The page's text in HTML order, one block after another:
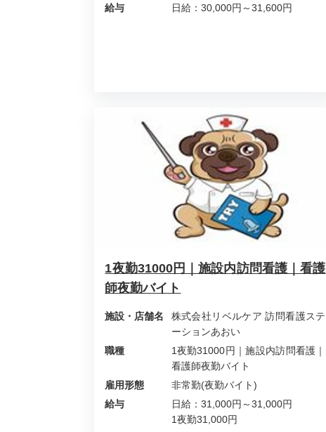
給与
日給：30,000円～31,600円
1夜勤31000円｜施設内訪問看護｜看護
師夜勤バイト
施設・店舗名
株式会社リベルケア 訪問看護ステ
ーションあおい
職種
1夜勤31000円｜施設内訪問看護｜
看護師夜勤バイト
雇用形態
非常勤(夜勤バイト)
給与
日給：31,000円～31,000円
1夜勤31,000円